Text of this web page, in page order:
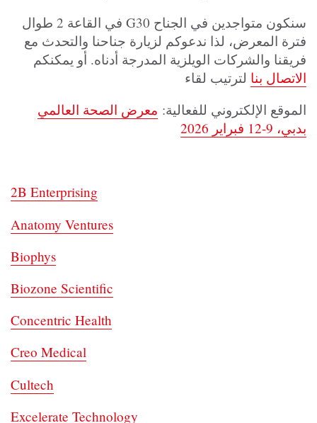
سنكون متواجدين في الجناح G30 في القاعة 2 طوال
فترة المعرض، لذا ندعوكم لزيارة جناحنا والتحدث مع
فريقنا والشركات الويلزية المدرجة أدناه. أو يمكنكم
الاتصال بنا لترتيب لقاء
الموقع الإلكتروني للفعالية: معرض الصحة العالمي
بدبي، 9-12 فبراير 2026
2B Enterprising
Anatomy Ventures
Biophys
Biozone Scientific
Concentric Health
Creo Medical
Cultech
Excelerate Technology